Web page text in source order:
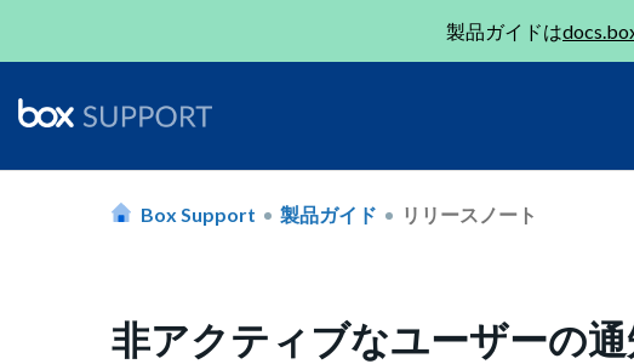
製品ガイドは
Box Support 製品ガイド リリースノート
非アクティブなユーザーの